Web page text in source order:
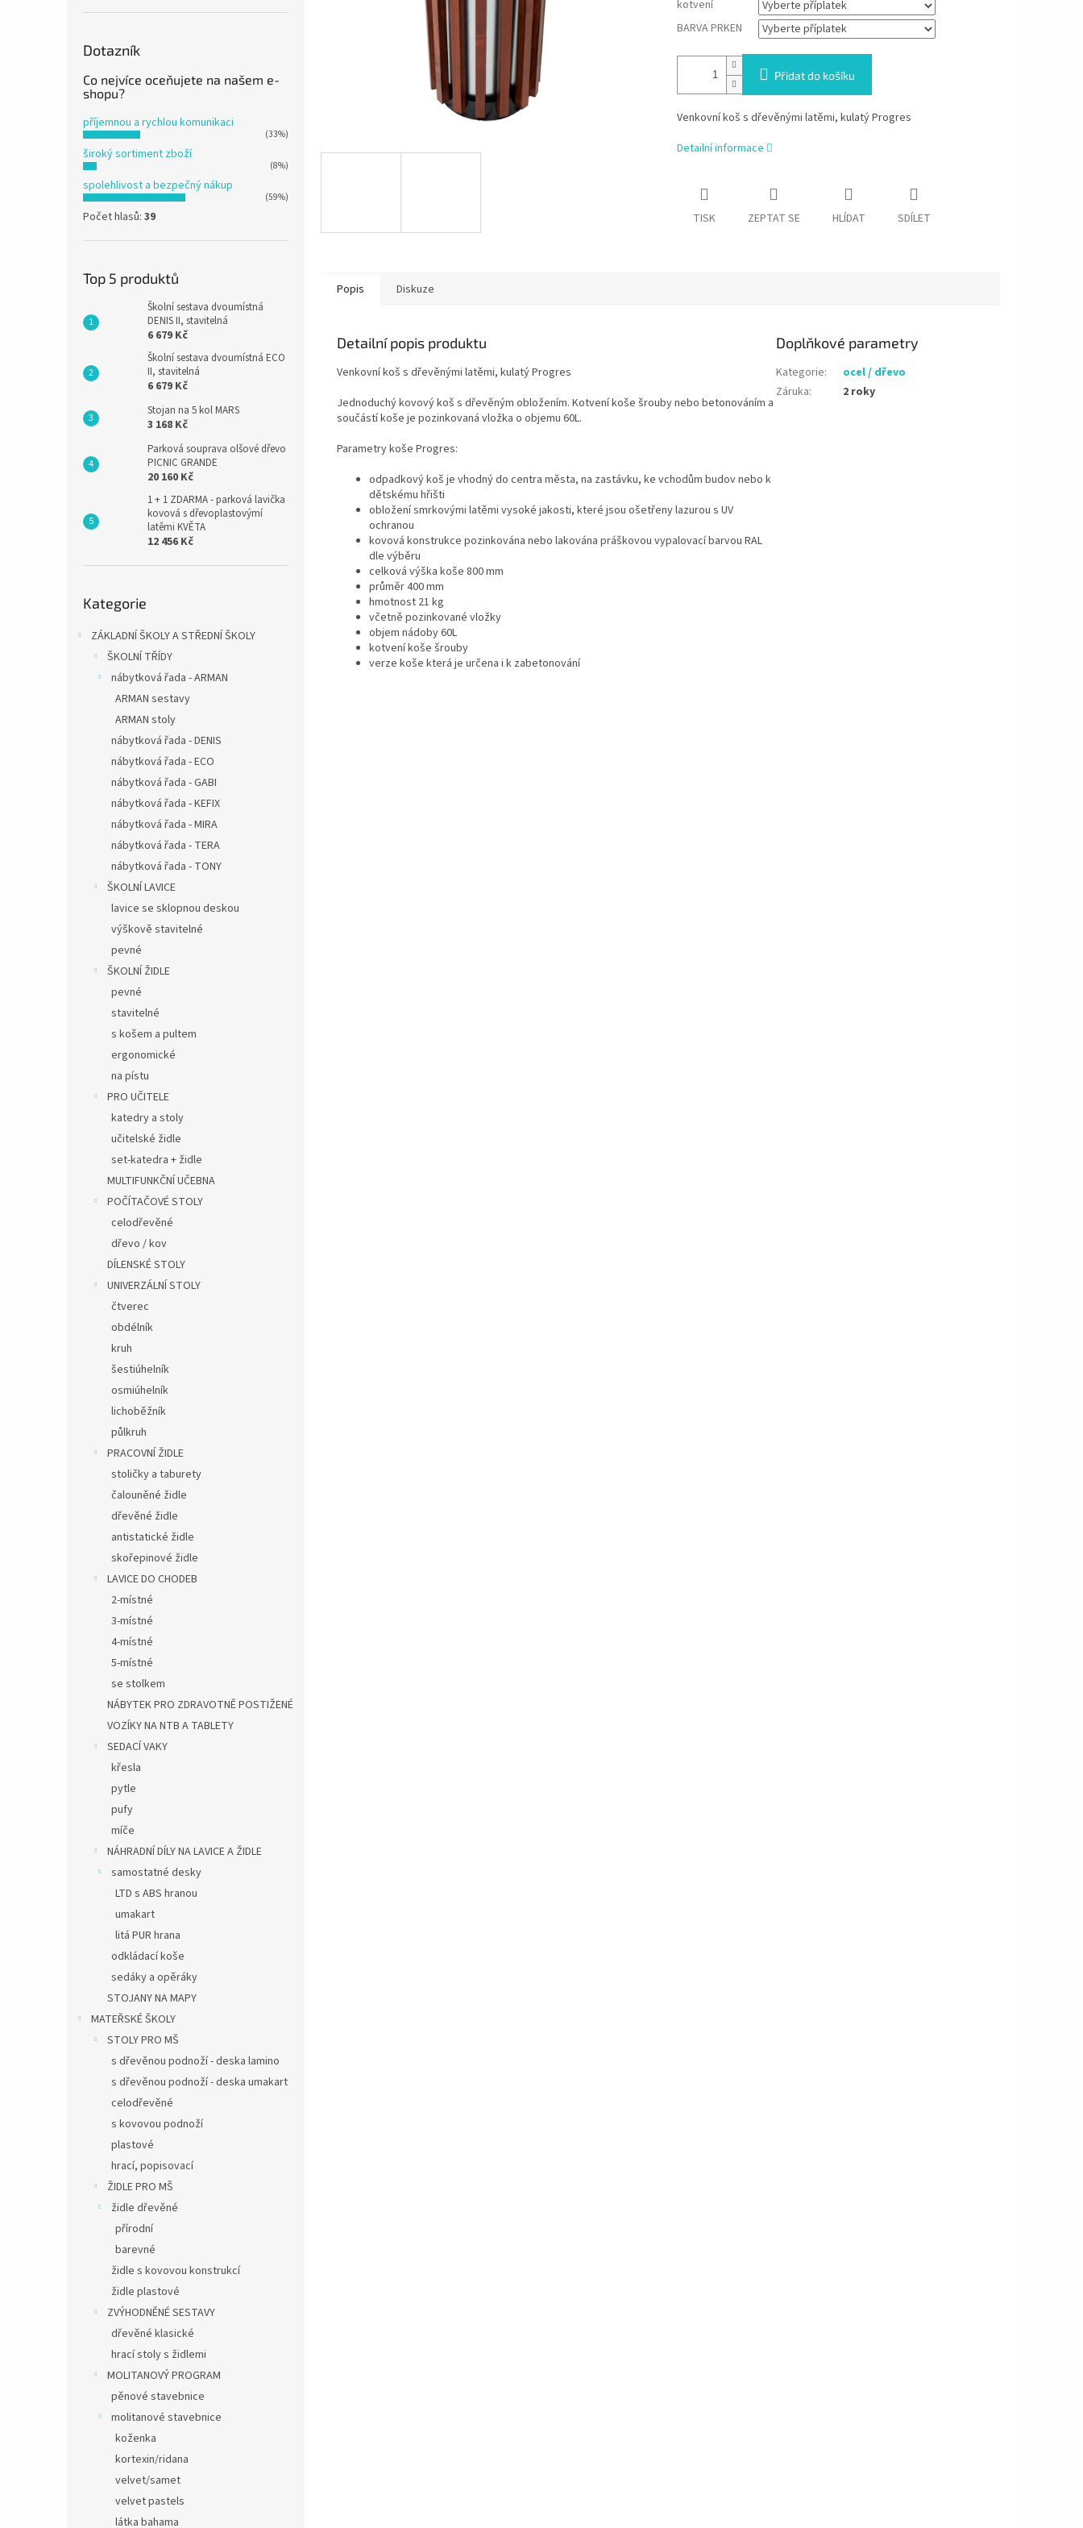
Dotazník
Co nejvíce oceňujete na našem e-
shopu?
příjemnou a rychlou komunikaci
(33%)
široký sortiment zboží
(8%)
spolehlivost a bezpečný nákup
(59%)
Počet hlasů: 39
Top 5 produktů
Školní sestava dvoumístná
DENIS II, stavitelná
6 679 Kč
Školní sestava dvoumístná ECO
II, stavitelná
6 679 Kč
Stojan na 5 kol MARS
3 168 Kč
Parková souprava olšové dřevo
PICNIC GRANDE
20 160 Kč
1 + 1 ZDARMA - parková lavička
kovová s dřevoplastovýmí
latěmi KVĚTA
12 456 Kč
kategorie
Kategorie
ZÁKLADNÍ ŠKOLY A STŘEDNÍ ŠKOLY
ŠKOLNÍ TŘÍDY
nábytková řada - ARMAN
ARMAN sestavy
ARMAN stoly
nábytková řada - DENIS
nábytková řada - ECO
nábytková řada - GABI
nábytková řada - KEFIX
nábytková řada - MIRA
nábytková řada - TERA
nábytková řada - TONY
ŠKOLNÍ LAVICE
lavice se sklopnou deskou
výškově stavitelné
pevné
ŠKOLNÍ ŽIDLE
pevné
stavitelné
s košem a pultem
ergonomické
na pístu
PRO UČITELE
katedry a stoly
učitelské židle
set-katedra + židle
MULTIFUNKČNÍ UČEBNA
POČÍTAČOVÉ STOLY
celodřevěné
dřevo / kov
DÍLENSKÉ STOLY
UNIVERZÁLNÍ STOLY
čtverec
obdélník
kruh
šestiúhelník
osmiúhelník
lichoběžník
půlkruh
PRACOVNÍ ŽIDLE
stoličky a taburety
čalouněné židle
dřevěné židle
antistatické židle
skořepinové židle
LAVICE DO CHODEB
2-místné
3-místné
4-místné
5-místné
se stolkem
NÁBYTEK PRO ZDRAVOTNĚ POSTIŽENÉ
VOZÍKY NA NTB A TABLETY
SEDACÍ VAKY
křesla
pytle
pufy
míče
NÁHRADNÍ DÍLY NA LAVICE A ŽIDLE
samostatné desky
LTD s ABS hranou
umakart
litá PUR hrana
odkládací koše
sedáky a opěráky
STOJANY NA MAPY
MATEŘSKÉ ŠKOLY
STOLY PRO MŠ
s dřevěnou podnoží - deska lamino
s dřevěnou podnoží - deska umakart
celodřevěné
s kovovou podnoží
plastové
hrací, popisovací
ŽIDLE PRO MŠ
židle dřevěné
přírodní
barevné
židle s kovovou konstrukcí
židle plastové
ZVÝHODNĚNÉ SESTAVY
dřevěné klasické
hrací stoly s židlemi
MOLITANOVÝ PROGRAM
pěnové stavebnice
molitanové stavebnice
koženka
kortexin/ridana
velvet/samet
velvet pastels
látka bahama
kotvení
BARVA PRKEN
Přidat do košíku
Venkovní koš s dřevěnými latěmi, kulatý Progres
Detailní informace
TISK ZEPTAT SE HLÍDAT SDÍLET
Popis Diskuze
Detailní popis produktu
Venkovní koš s dřevěnými latěmi, kulatý Progres
Jednoduchý kovový koš s dřevěným obložením. Kotvení koše šrouby nebo betonováním a
součástí koše je pozinkovaná vložka o objemu 60L.
Parametry koše Progres:
odpadkový koš je vhodný do centra města, na zastávku, ke vchodům budov nebo k
dětskému hřišti
obložení smrkovými latěmi vysoké jakosti, které jsou ošetřeny lazurou s UV
ochranou
kovová konstrukce pozinkována nebo lakována práškovou vypalovací barvou RAL
dle výběru
celková výška koše 800 mm
průměr 400 mm
hmotnost 21 kg
včetně pozinkované vložky
objem nádoby 60L
kotvení koše šrouby
verze koše která je určena i k zabetonování
Doplňkové parametry
Kategorie:
ocel / dřevo
Záruka: 2 roky